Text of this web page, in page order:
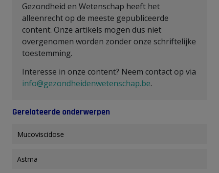
Gezondheid en Wetenschap heeft het
alleenrecht op de meeste gepubliceerde
content. Onze artikels mogen dus niet
overgenomen worden zonder onze schriftelijke
toestemming.
Interesse in onze content? Neem contact op via
info@gezondheidenwetenschap.be.
Gerelateerde onderwerpen
Mucoviscidose
Astma